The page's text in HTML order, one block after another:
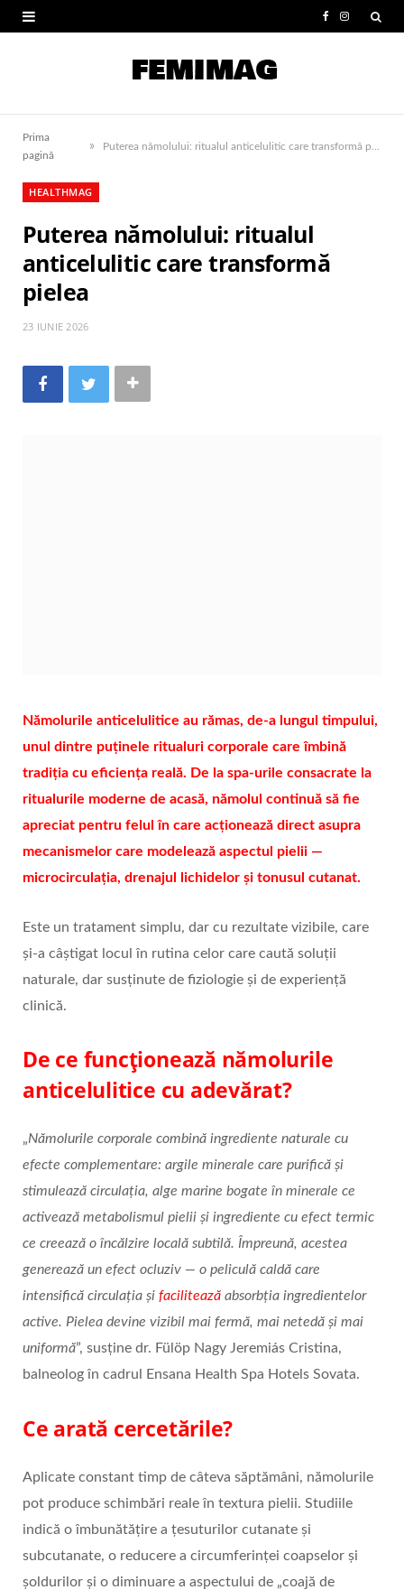
e
b
I
t
a
Prima
pagină
»
HEALTHMAG
Puterea nămolului: ritualul
anticelulitic care transformă
pielea
23 IUNIE 2026
Nămolurile anticelulitice au rămas, de-a lungul timpului,
unul dintre puținele ritualuri corporale care îmbină
tradiția cu eficiența reală. De la spa‑urile consacrate la
ritualurile moderne de acasă, nămolul continuă să fie
apreciat pentru felul în care acționează direct asupra
mecanismelor care modelează aspectul pielii —
microcirculația, drenajul lichidelor și tonusul cutanat.
Este un tratament simplu, dar cu rezultate vizibile, care
și-a câștigat locul în rutina celor care caută soluții
naturale, dar susținute de fiziologie și de experiență
clinică.
De ce funcționează nămolurile
anticelulitice cu adevărat?
„Nămolurile corporale combină ingrediente naturale cu
efecte complementare: argile minerale care purifică și
stimulează circulația, alge marine bogate în minerale ce
activează metabolismul pielii și ingrediente cu efect termic
ce creează o încălzire locală subtilă. Împreună, acestea
generează un efect ocluziv — o peliculă caldă care
intensifică circulația și facilitează absorbția ingredientelor
active. Pielea devine vizibil mai fermă, mai netedă și mai
uniformă”, susține dr. Fülöp Nagy Jeremiás Cristina,
balneolog în cadrul Ensana Health Spa Hotels Sovata.
Ce arată cercetările?
Aplicate constant timp de câteva săptămâni, nămolurile
pot produce schimbări reale în textura pielii. Studiile
indică o îmbunătățire a țesuturilor cutanate și
subcutanate, o reducere a circumferinței coapselor și
șoldurilor și o diminuare a aspectului de „coajă de